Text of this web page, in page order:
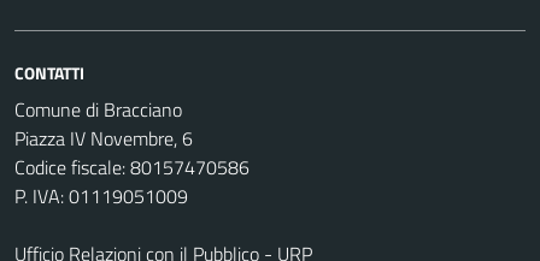
CONTATTI
Comune di Bracciano
Piazza IV Novembre, 6
Codice fiscale: 80157470586
P. IVA: 01119051009
Ufficio Relazioni con il Pubblico - URP